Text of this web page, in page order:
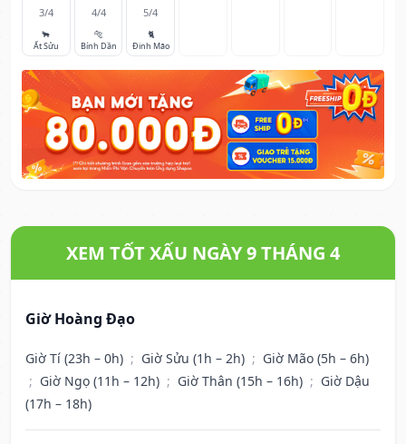
3/4
🐂
Ất Sửu
4/4
🐅
Bính Dần
5/4
🐈
Đinh Mão
XEM TỐT XẤU NGÀY 9 THÁNG 4
Giờ Hoàng Đạo
Giờ Tí (23h – 0h) ; Giờ Sửu (1h – 2h) ; Giờ Mão (5h – 6h)
; Giờ Ngọ (11h – 12h) ; Giờ Thân (15h – 16h) ; Giờ Dậu
(17h – 18h)